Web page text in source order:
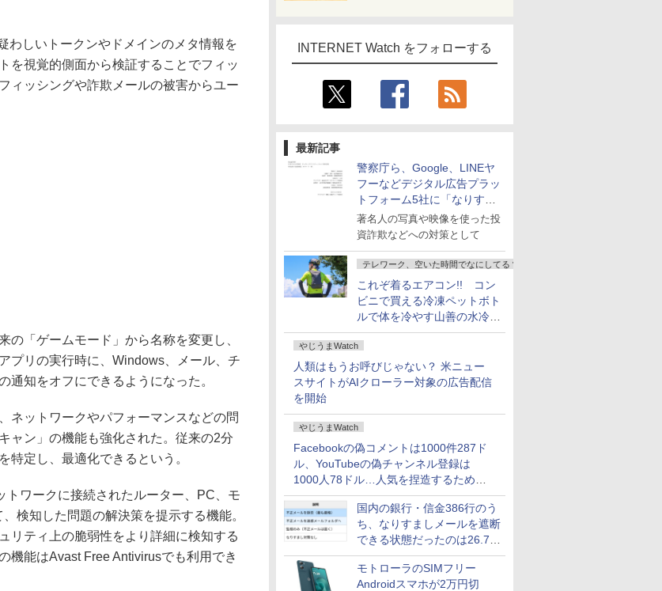
INTERNET Watch をフォローする
最新記事
警察庁ら、Google、LINEヤ
フーなどデジタル広告プラッ
トフォーム5社に「なりすま
し詐欺広告」対策強化を要請
著名人の写真や映像を使った投
資詐欺などへの対策として
テレワーク、空いた時間でなにしてる？
これぞ着るエアコン!! コン
ビニで買える冷凍ペットボト
ルで体を冷やす山善の水冷ベ
ストがロードバイクにちょう
どいい【ぼっち・ざ・ろー
ど！その14】
やじうまWatch
人類はもうお呼びじゃない？ 米ニュー
スサイトがAIクローラー対象の広告配信
を開始
やじうまWatch
Facebookの偽コメントは1000件287ド
ル、YouTubeの偽チャンネル登録は
1000人78ドル…人気を捏造するための
価格リストが公開中
国内の銀行・信金386行のう
ち、なりすましメールを遮断
できる状態だったのは26.7％
にとどまる～GMOブランド
セキュリティ調査
モトローラのSIMフリー
Androidスマホが2万円切
しいトークンやドメインのメタ情報を
を視覚的側面から検証することでフィッ
ィッシングや詐欺メールの被害からユー
「ゲームモード」から名称を変更し、
プリの実行時に、Windows、メール、チ
通知をオフにできるようになった。
ットワークやパフォーマンスなどの問
ャン」の機能も強化された。従来の2分
特定し、最適化できるという。
ワークに接続されたルーター、PC、モ
検知した問題の解決策を提示する機能。
リティ上の脆弱性をより詳細に検知する
機能はAvast Free Antivirusでも利用でき